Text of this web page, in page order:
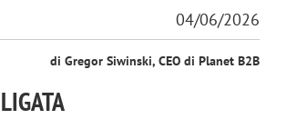
04/06/2026
di Gregor Siwinski, CEO di Planet B2B